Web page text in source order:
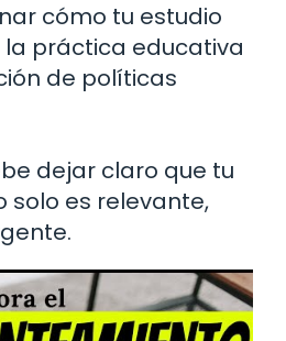
cómo tu estudio
la práctica educativa
de políticas
dejar claro que tu
solo es relevante,